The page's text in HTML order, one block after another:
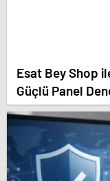
Esat Bey Shop
Güçlü Panel